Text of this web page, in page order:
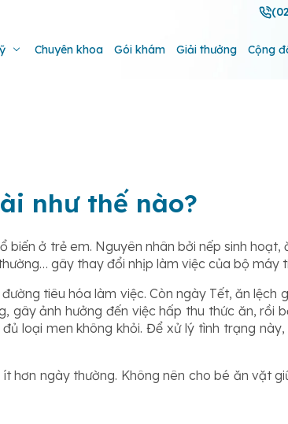
Chuyên khoa Gói khám Giải thưởng Cộng
như thế nào?
biến ở trẻ em. Nguyên nhân bởi nếp sinh
gây thay đổi nhịp làm việc của bộ máy
tiêu hóa làm việc. Còn ngày Tết, ăn lệch
gây ảnh hưởng đến việc hấp thu thức ăn, rồi
loại men không khỏi. Để xử lý tình trạng
hơn ngày thường. Không nên cho bé ăn vặt